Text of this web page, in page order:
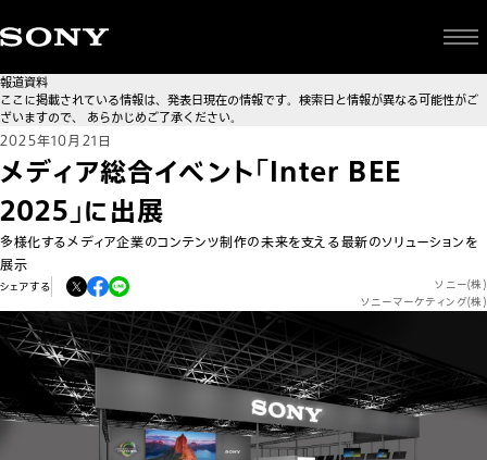
メディア総合イベント「Inter BEE
2025」に出展
2025年10月21日
多様化するメディア企業のコンテンツ制作の未来を支える最新のソリューションを
展示
シェアする
ソニー(株)
ソニーマーケティング(株)
報道資料
ここに掲載されている情報は、発表日現在の情報です。検索日と情報が異なる可能性がご
ざいますので、 あらかじめご了承ください。